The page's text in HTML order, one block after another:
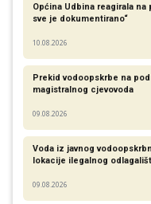
Općina Udbina reagirala na
sve je dokumentirano“
10.08.2026
Prekid vodoopskrbe na
magistralnog cjevovoda
09.08.2026
Voda iz javnog
lokacije ilegalnog
09.08.2026